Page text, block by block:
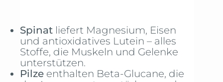
Spinat liefert Magnesium, Eisen
und antioxidatives Lutein – alles
Stoffe, die Muskeln und Gelenke
unterstützen.
Pilze enthalten Beta-Glucane, die